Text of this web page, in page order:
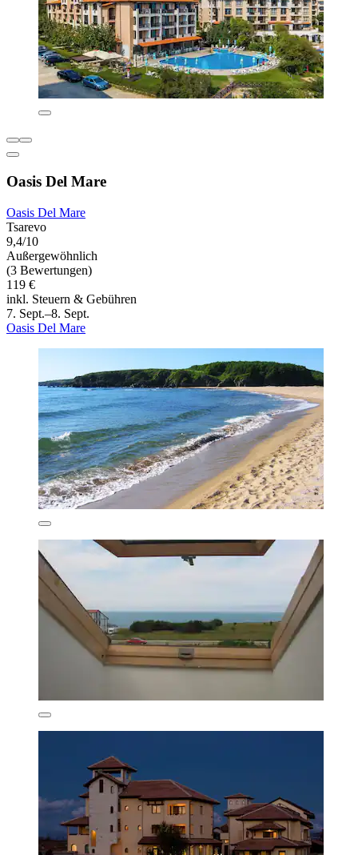
Oasis Del Mare
Oasis Del Mare
Tsarevo
9,4/10
Außergewöhnlich
(3 Bewertungen)
119 €
inkl. Steuern & Gebühren
7. Sept.–8. Sept.
Oasis Del Mare